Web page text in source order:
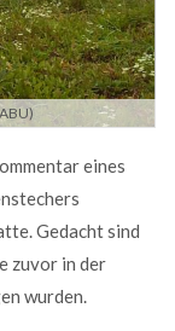
eines
Gedacht sind
zuvor in der
wurden.